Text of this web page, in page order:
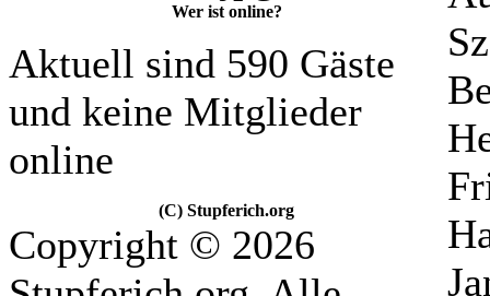
Wer ist online?
Aktuell sind 590 Gäste
und keine Mitglieder
online
(C) Stupferich.org
Copyright © 2026